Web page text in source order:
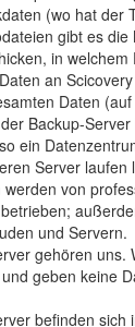
(wo hat der
gibt es
in
an
Daten
Backup-
ein
Server laufen
von
und Servern.
gehören
geben keine
befinden